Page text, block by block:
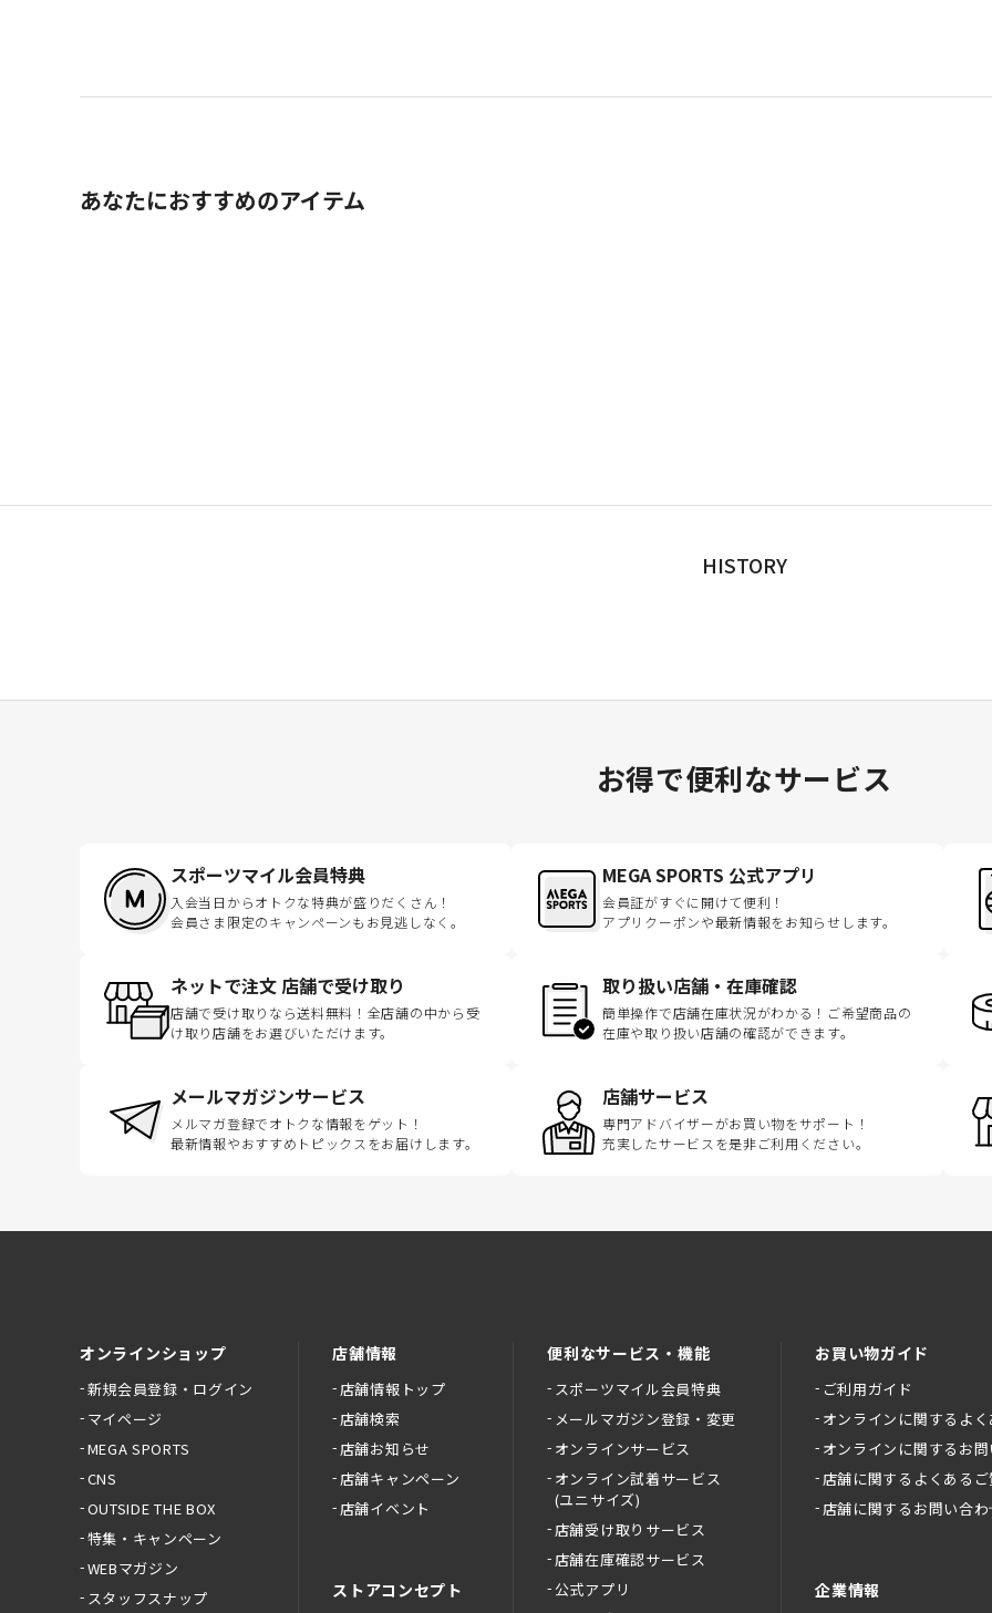
あなたにおすすめのアイテム
HISTORY
お得で便利なサービス
スポーツマイル会員特典
入会当日からオトクな特典が盛りだくさん！
会員さま限定のキャンペーンもお見逃しなく。
MEGA SPORTS 公式アプリ
会員証がすぐに開けて便利！
アプリクーポンや最新情報をお知らせします。
ネットで注文 店舗で受け取り
店舗で受け取りなら送料無料！全店舗の中から受
け取り店舗をお選びいただけます。
取り扱い店舗・在庫確認
簡単操作で店舗在庫状況がわかる！ご希望商品の
在庫や取り扱い店舗の確認ができます。
メールマガジンサービス
メルマガ登録でオトクな情報をゲット！
最新情報やおすすめトピックスをお届けします。
店舗サービス
専門アドバイザーがお買い物をサポート！
充実したサービスを是非ご利用ください。
オンラインショップ
新規会員登録・ログイン
マイページ
MEGA SPORTS
CNS
OUTSIDE THE BOX
特集・キャンペーン
WEBマガジン
スタッフスナップ
店舗情報
店舗情報トップ
店舗検索
店舗お知らせ
店舗キャンペーン
店舗イベント
ストアコンセプト
便利なサービス・機能
スポーツマイル会員特典
メールマガジン登録・変更
オンラインサービス
オンライン試着サービス
(ユニサイズ)
店舗受け取りサービス
店舗在庫確認サービス
公式アプリ
お買い物ガイド
ご利用ガイド
オンラインに関するよ
オンラインに関するお
店舗に関するよくある
店舗に関するお問い合
企業情報